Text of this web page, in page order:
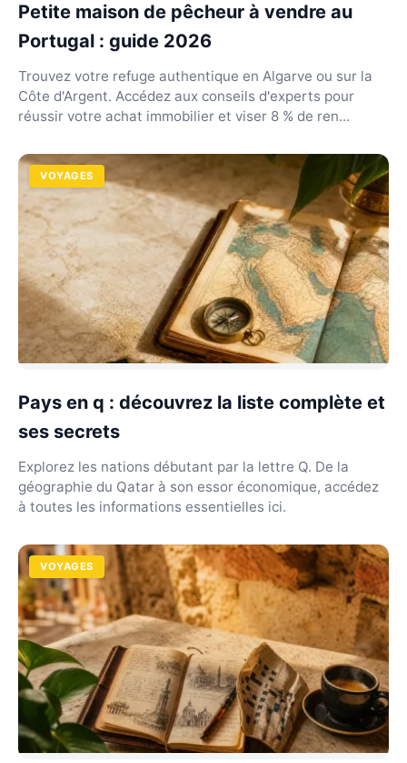
Petite maison de pêcheur à vendre au
Portugal : guide 2026
Trouvez votre refuge authentique en Algarve ou sur la
Côte d'Argent. Accédez aux conseils d'experts pour
réussir votre achat immobilier et viser 8 % de ren...
VOYAGES
Pays en q : découvrez la liste complète et
ses secrets
Explorez les nations débutant par la lettre Q. De la
géographie du Qatar à son essor économique, accédez
à toutes les informations essentielles ici.
VOYAGES